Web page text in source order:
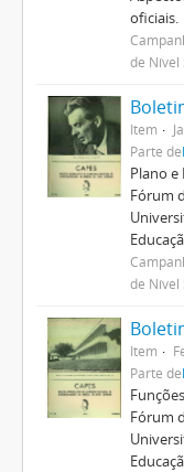
oficiais.
de Nível
Item
Parte de
Plano e
Fórum
de Nível
Item
Parte de
Fórum